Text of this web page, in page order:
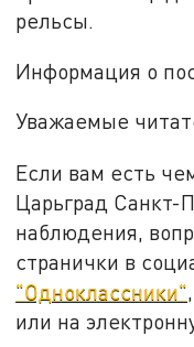
рельсы.
Информация о
Уважаемые
Если вам есть
Царьград Санкт-
наблюдения,
странички в
"Одноклассники"
или на